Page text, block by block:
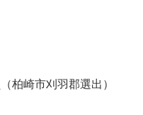
柏崎市刈羽郡選出）